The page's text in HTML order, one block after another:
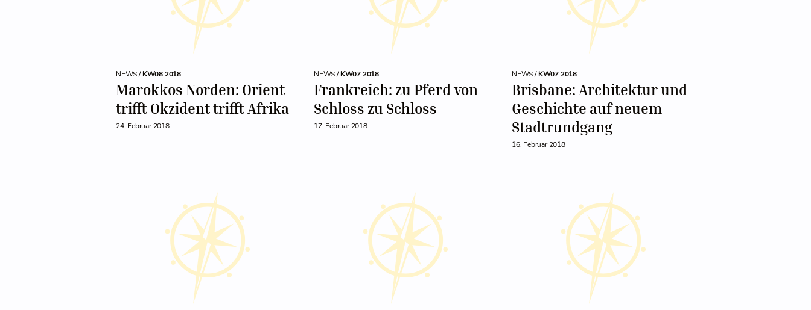
NEWS /KW08 2018
Marokkos Norden: Orient
trifft Okzident trifft Afrika
24. Februar 2018
NEWS /KW07 2018
Frankreich: zu Pferd von
Schloss zu Schloss
17. Februar 2018
NEWS /KW07 2018
Brisbane: Architektur und
Geschichte auf neuem
Stadtrundgang
16. Februar 2018